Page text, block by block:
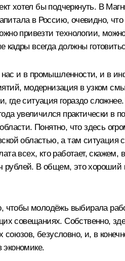
хотел бы подчеркнуть. В
в Россию, очевидно,
привезти технологии,
кадры всегда должны
и в промышленности, и в
модернизация в узком
где ситуация гораздо
увеличился практически в
Понятно, что здесь
областью, а там
всех, кто работает,
рублей. В общем, это
молодёжь выбирала
совещаниях. Собственно,
безусловно, и, в
экономике.